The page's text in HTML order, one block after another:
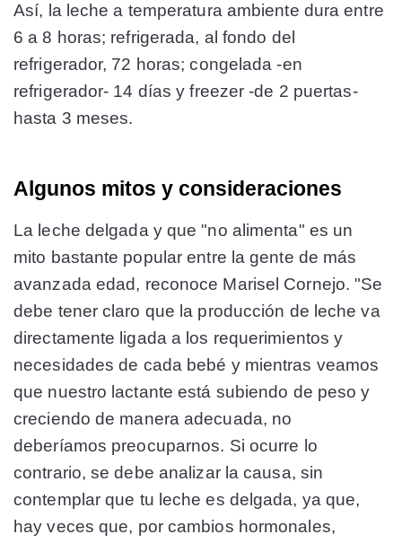
Así, la leche a temperatura ambiente dura entre
6 a 8 horas; refrigerada, al fondo del
refrigerador, 72 horas; congelada -en
refrigerador- 14 días y freezer -de 2 puertas-
hasta 3 meses.
Algunos mitos y consideraciones
La leche delgada y que "no alimenta" es un
mito bastante popular entre la gente de más
avanzada edad, reconoce Marisel Cornejo. "Se
debe tener claro que la producción de leche va
directamente ligada a los requerimientos y
necesidades de cada bebé y mientras veamos
que nuestro lactante está subiendo de peso y
creciendo de manera adecuada, no
deberíamos preocuparnos. Si ocurre lo
contrario, se debe analizar la causa, sin
contemplar que tu leche es delgada, ya que,
hay veces que, por cambios hormonales,